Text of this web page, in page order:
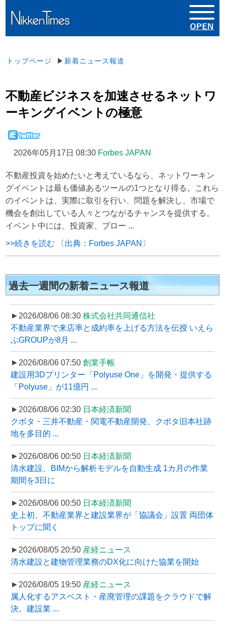
トップページ ▶ 新着ニュース報道
不動産ビジネスを加速させるネットワ
ーキングイベントの極意
2026年05月17日 08:30 Forbes JAPAN
不動産投資を始めたいと考えているなら、ネットワーキン
グイベントは最も価値あるツールの1つとなり得る。これら
のイベントは、実際に取引を行い、問題を解決し、市場で
機会を創出している人々とつながるチャンスを提供する。
イベント中には、投資家、ブロー ...
>>続きを読む 〔出典：Forbes JAPAN〕
過去一週間の新着ニュース報道
►2026/08/06 08:30 株式会社共同通信社
不動産業界で来店率と成約率を上げる方法を伝授 いえら
ぶGROUPが8月 ...
►2026/08/06 07:50 創業手帳
建設用3Dプリンター「Polyuse One」を開発・提供する
「Polyuse」が11億円 ...
►2026/08/06 02:30 日本経済新聞
クボタ・三井不動産・関電不動産開発、クボタ旧本社跡
地を多目的 ...
►2026/08/06 00:50 日本経済新聞
清水建設、BIMから解析モデルを自動生成 1カ月の作業
期間を3日に
►2026/08/06 00:50 日本経済新聞
史上初、不動産業界と建設業界が「協議会」設置 両団体
トップに聞く
►2026/08/05 20:50 産経ニュース
清水建設と建物管理業務のDX化に向けた協業を開始
►2026/08/05 19:50 産経ニュース
属人化するアスベスト・産廃管理の課題をクラウドで解
決。建設業 ...